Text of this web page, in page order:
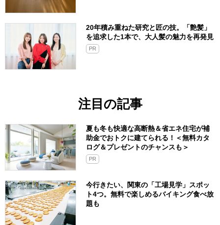
20年積み重ねた研究と匠の技。「艶髪」
を追求した1本で、大人髪の魅力を再発見
PR
注目の記事
夏も冬も快適な高断熱＆省エネ住宅が補
助金でおトクに建てられる！＜無料カタ
ログ＆プレゼントのチャンスも＞
PR
今行きたい、関東の「工場見学」スポッ
ト4つ。無料で楽しめるバイキング食べ放
題も